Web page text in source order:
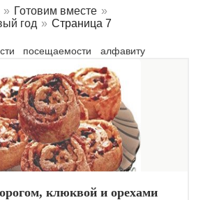
» Готовим вместе »
год » Страница 7
посещаемости алфавиту
клюквой и орехами